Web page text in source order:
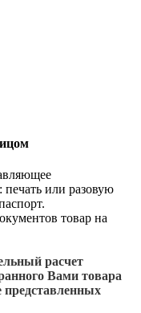
печать или разовую
товар на
расчет
Вами товара